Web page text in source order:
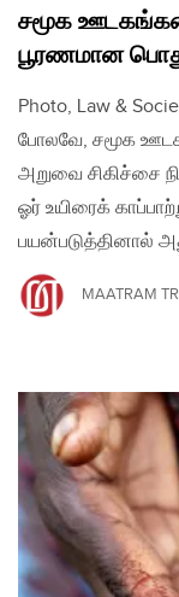
சமூக
பூரணமான
Photo, Law &
போலவே, சமூக
அறுவை சிகிச்சை
ஓர் உயிரைக்
பயன்படுத்தினால்
MAATRAM